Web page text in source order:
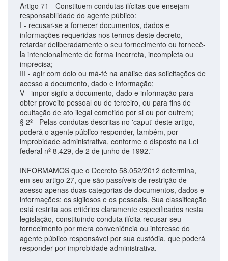
Artigo 71 - Constituem condutas ilícitas que ensejam
responsabilidade do agente público:
I - recusar-se a fornecer documentos, dados e
informações requeridas nos termos deste decreto,
retardar deliberadamente o seu fornecimento ou fornecê-
la intencionalmente de forma incorreta, incompleta ou
imprecisa;
III - agir com dolo ou má-fé na análise das solicitações de
acesso a documento, dado e informação;
V - impor sigilo a documento, dado e informação para
obter proveito pessoal ou de terceiro, ou para fins de
ocultação de ato ilegal cometido por si ou por outrem;
§ 2º - Pelas condutas descritas no 'caput' deste artigo,
poderá o agente público responder, também, por
improbidade administrativa, conforme o disposto na Lei
federal nº 8.429, de 2 de junho de 1992."
INFORMAMOS que o Decreto 58.052/2012 determina,
em seu artigo 27, que são passíveis de restrição de
acesso apenas duas categorias de documentos, dados e
informações: os sigilosos e os pessoais. Sua classificação
está restrita aos critérios claramente especificados nesta
legislação, constituindo conduta ilícita recusar seu
fornecimento por mera conveniência ou interesse do
agente público responsável por sua custódia, que poderá
responder por improbidade administrativa.